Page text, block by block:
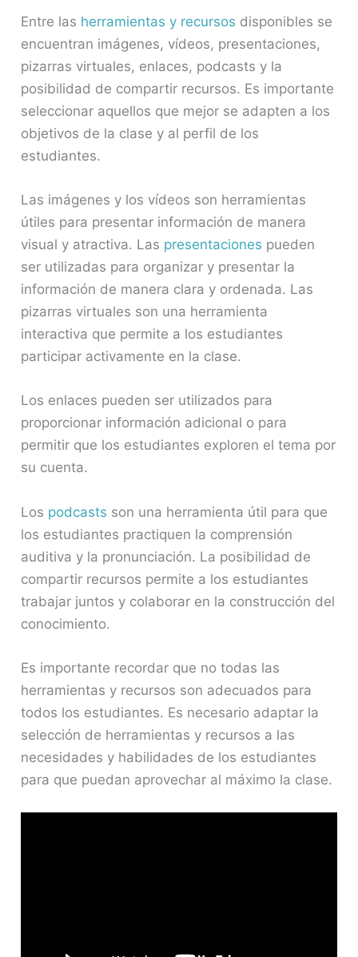
Entre las herramientas y recursos disponibles se
encuentran imágenes, vídeos, presentaciones,
pizarras virtuales, enlaces, podcasts y la
posibilidad de compartir recursos. Es importante
seleccionar aquellos que mejor se adapten a los
objetivos de la clase y al perfil de los
estudiantes.
Las imágenes y los vídeos son herramientas
útiles para presentar información de manera
visual y atractiva. Las presentaciones pueden
ser utilizadas para organizar y presentar la
información de manera clara y ordenada. Las
pizarras virtuales son una herramienta
interactiva que permite a los estudiantes
participar activamente en la clase.
Los enlaces pueden ser utilizados para
proporcionar información adicional o para
permitir que los estudiantes exploren el tema por
su cuenta.
Los podcasts son una herramienta útil para que
los estudiantes practiquen la comprensión
auditiva y la pronunciación. La posibilidad de
compartir recursos permite a los estudiantes
trabajar juntos y colaborar en la construcción del
conocimiento.
Es importante recordar que no todas las
herramientas y recursos son adecuados para
todos los estudiantes. Es necesario adaptar la
selección de herramientas y recursos a las
necesidades y habilidades de los estudiantes
para que puedan aprovechar al máximo la clase.